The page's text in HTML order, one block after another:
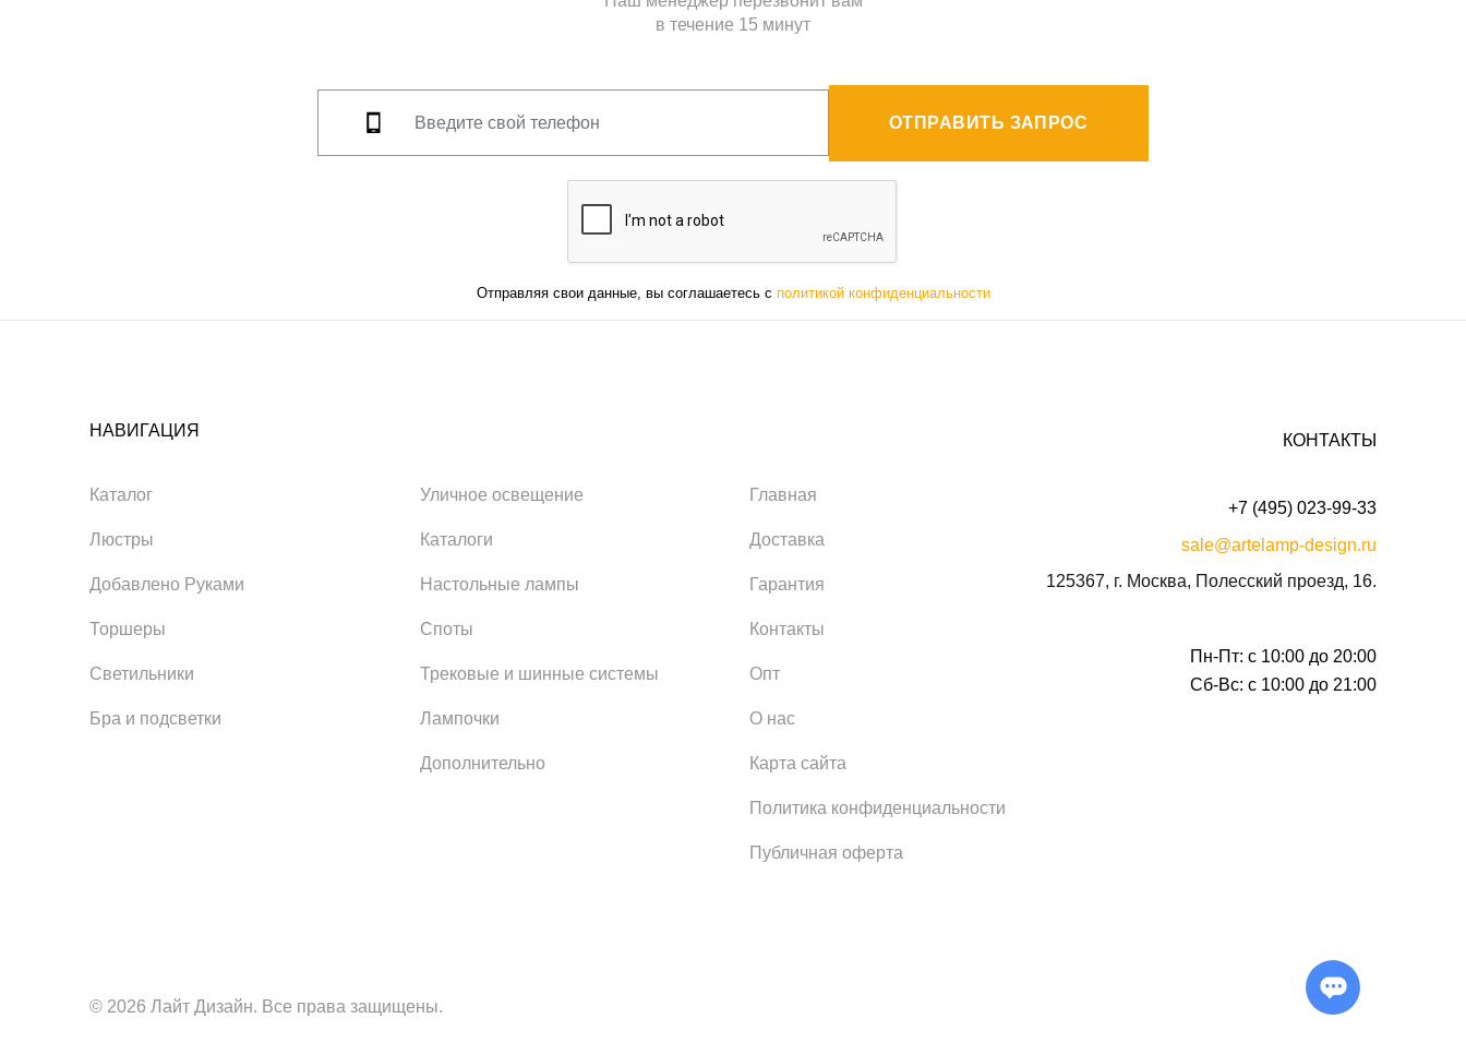
в течение 15 минут
ОТПРАВИТЬ ЗАПРОС
Отправляя свои данные, вы соглашаетесь с политикой конфиденциальности
НАВИГАЦИЯ
Каталог
Люстры
Добавлено Руками
Торшеры
Светильники
Бра и подсветки
Уличное освещение
Каталоги
Настольные лампы
Споты
Трековые и шинные системы
Лампочки
Дополнительно
Главная
Доставка
Гарантия
Контакты
Опт
О нас
Карта сайта
Политика конфиденциальности
Публичная оферта
КОНТАКТЫ
+7 (495) 023-99-33
sale@artelamp-design.ru
125367, г. Москва, Полесский проезд, 16.
Пн-Пт: с 10:00 до 20:00
Сб-Вс: с 10:00 до 21:00
© 2026 Лайт Дизайн. Все права защищены.